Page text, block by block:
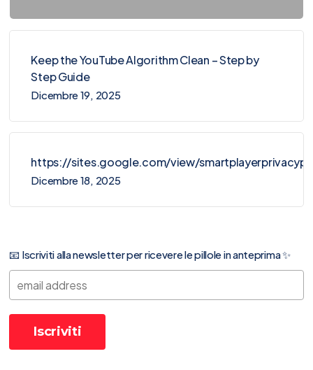
Keep the YouTube Algorithm Clean – Step by
Step Guide
Dicembre 19, 2025
https://sites.google.com/view/
Dicembre 18, 2025
📧 Iscriviti alla newsletter per ricevere le pillole in anteprima ✨